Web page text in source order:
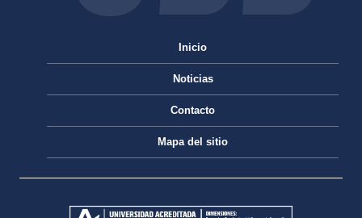
Inicio
Noticias
Contacto
Mapa del sitio